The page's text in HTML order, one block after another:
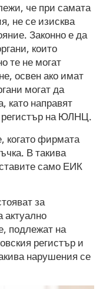
че при самата
не се изисква
Законно е да
които
те не могат
освен ако имат
могат да
като направят
регистър на ЮЛНЦ.
когато фирмата
В такива
само ЕИК
за
актуално
подлежат на
регистър и
нарушения се